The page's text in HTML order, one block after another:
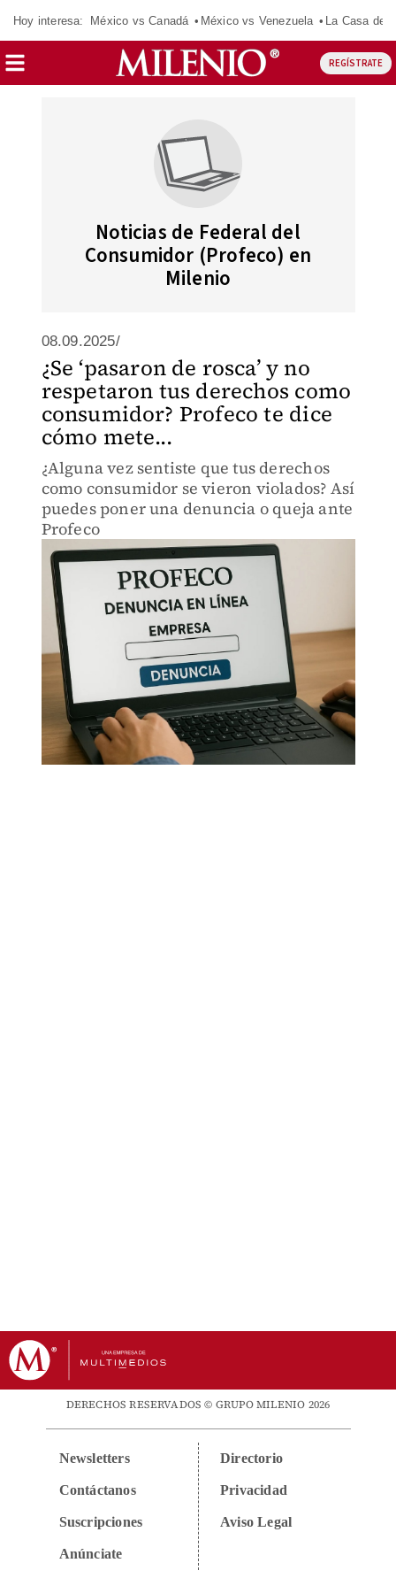
Hoy interesa: México vs Canadá México vs Venezuela La Casa de
REGÍSTRATE
Noticias de Federal del
Consumidor (Profeco) en
Milenio
08.09.2025/
¿Se ‘pasaron de rosca’ y no
respetaron tus derechos como
consumidor? Profeco te dice
cómo mete...
¿Alguna vez sentiste que tus derechos
como consumidor se vieron violados? Así
puedes poner una denuncia o queja ante
Profeco
DERECHOS RESERVADOS © GRUPO MILENIO 2026
Newsletters
Contáctanos
Suscripciones
Anúnciate
Directorio
Privacidad
Aviso Legal